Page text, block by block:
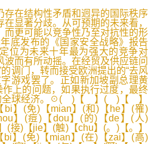
在结构性矛盾和迥异的国际秩序
显著分歧。从可预期的未来看，
而更可能以竞争性乃至对抗性的形
底发布的《国家安全战略》报告
位为未来十年最为强大的竞争对
而有所动摇。在经贸及供应链问
调门，转而接受欧洲提出的“去风
游戏罢了。正如新加坡副总理黄
作上的问题，如果执行过度，最终
的全球经济。☉( )【 】( )【 】
】(免)【mian】(和)【he】(罹)
】(痘)【dou】(的)【de】(人)
(接)【jie】(触)【chu】(。)【。】
】(免)【mian】(在)【zai】(高)